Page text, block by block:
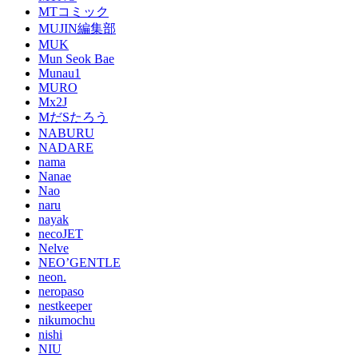
MTコミック
MUJIN編集部
MUK
Mun Seok Bae
Munau1
MURO
Mx2J
MだSたろう
NABURU
NADARE
nama
Nanae
Nao
naru
nayak
necoJET
Nelve
NEO’GENTLE
neon.
neropaso
nestkeeper
nikumochu
nishi
NIU